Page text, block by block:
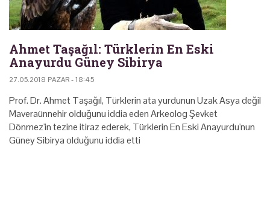
Ahmet Taşağıl: Türklerin En Eski
Anayurdu Güney Sibirya
27.05.2018 PAZAR - 18:45
Prof. Dr. Ahmet Taşağıl, Türklerin ata yurdunun Uzak Asya değil
Maveraünnehir olduğunu iddia eden Arkeolog Şevket
Dönmez'in tezine itiraz ederek, Türklerin En Eski Anayurdu'nun
Güney Sibirya olduğunu iddia etti